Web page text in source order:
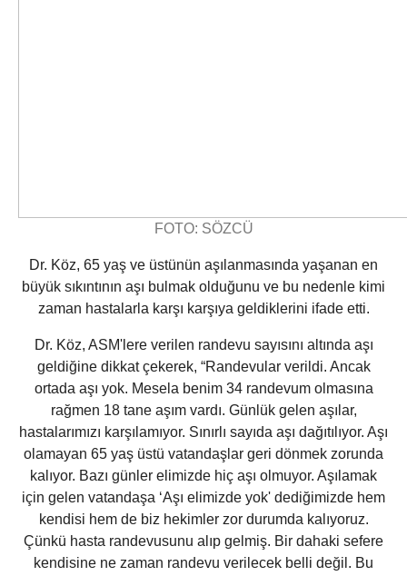
FOTO: SÖZCÜ
Dr. Köz, 65 yaş ve üstünün aşılanmasında yaşanan en
büyük sıkıntının aşı bulmak olduğunu ve bu nedenle kimi
zaman hastalarla karşı karşıya geldiklerini ifade etti.
Dr. Köz, ASM'lere verilen randevu sayısını altında aşı
geldiğine dikkat çekerek, “Randevular verildi. Ancak
ortada aşı yok. Mesela benim 34 randevum olmasına
rağmen 18 tane aşım vardı. Günlük gelen aşılar,
hastalarımızı karşılamıyor. Sınırlı sayıda aşı dağıtılıyor. Aşı
olamayan 65 yaş üstü vatandaşlar geri dönmek zorunda
kalıyor. Bazı günler elimizde hiç aşı olmuyor. Aşılamak
için gelen vatandaşa ‘Aşı elimizde yok' dediğimizde hem
kendisi hem de biz hekimler zor durumda kalıyoruz.
Çünkü hasta randevusunu alıp gelmiş. Bir dahaki sefere
kendisine ne zaman randevu verilecek belli değil. Bu